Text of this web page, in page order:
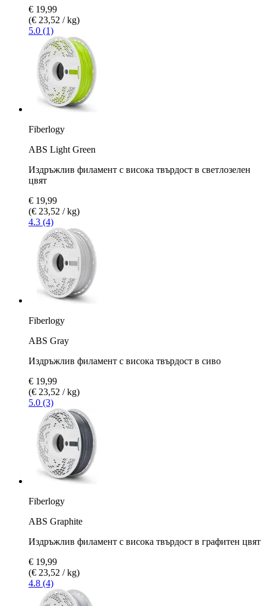
€ 19,99
(€ 23,52 / kg)
5.0 (1)
Fiberlogy
ABS Light Green
Издръжлив филамент с висока твърдост в светлозелен
цвят
€ 19,99
(€ 23,52 / kg)
4.3 (4)
Fiberlogy
ABS Gray
Издръжлив филамент с висока твърдост в сиво
€ 19,99
(€ 23,52 / kg)
5.0 (3)
Fiberlogy
ABS Graphite
Издръжлив филамент с висока твърдост в графитен цвят
€ 19,99
(€ 23,52 / kg)
4.8 (4)